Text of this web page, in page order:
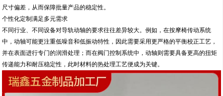
尺寸偏差，从而保障批量产品的稳定性。
个性化定制满足多元需求
不同行业、不同设备对导轨动轴的要求往往差异较大。例如，在按摩椅传动系统
中，动轴可能更注重低噪音和低振动特性，因此需要采用更严格的平衡校正工艺，
并在表面进行专门的润滑处理；而在阀门控制系统中，动轴则需要具备更高的扭矩
传递能力和耐压稳定性，此时材料的热处理工艺便成为关键。